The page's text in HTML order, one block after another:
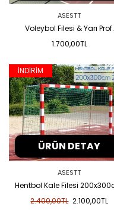
ASESTT
Voleybol Filesi & Yarı Prof.
1.700,00TL
İNDİRİM
ASESTT
2.100,00TL
2.400,00TL
ÜRÜN DETAY